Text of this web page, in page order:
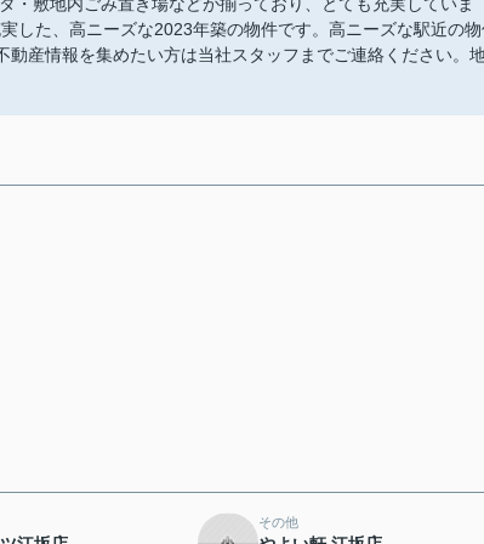
した、高ニーズな2023年築の物件です。高ニーズな駅近の
産情報を集めたい方は当社スタッフまでご連絡ください。
その他